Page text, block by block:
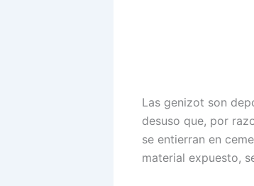
Las genizot son
desuso que, por
se entierran en
material expuesto,